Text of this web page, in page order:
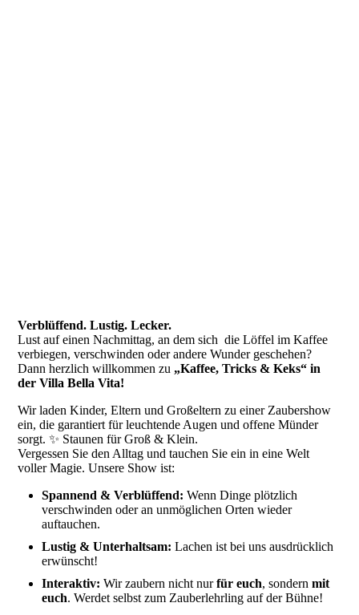
Verblüffend. Lustig. Lecker.
Lust auf einen Nachmittag, an dem sich die Löffel im Kaffee
verbiegen, verschwinden oder andere Wunder geschehen?
Dann herzlich willkommen zu „Kaffee, Tricks & Keks“ in
der Villa Bella Vita!
Wir laden Kinder, Eltern und Großeltern zu einer Zaubershow
ein, die garantiert für leuchtende Augen und offene Münder
sorgt. ✨ Staunen für Groß & Klein.
Vergessen Sie den Alltag und tauchen Sie ein in eine Welt
voller Magie. Unsere Show ist:
Spannend & Verblüffend: Wenn Dinge plötzlich
verschwinden oder an unmöglichen Orten wieder
auftauchen.
Lustig & Unterhaltsam: Lachen ist bei uns ausdrücklich
erwünscht!
Interaktiv: Wir zaubern nicht nurfür euch, sondernmit
euch. Werdet selbst zum Zauberlehrling auf der Bühne!